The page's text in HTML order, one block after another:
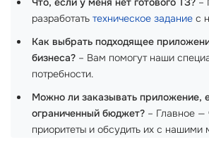
разработать техническое задание с
Как выбрать подходящее
бизнеса? – Вам помогут наши
потребности.
Можно ли заказывать приложение,
ограниченный бюджет? – Главное —
приоритеты и обсудить их с